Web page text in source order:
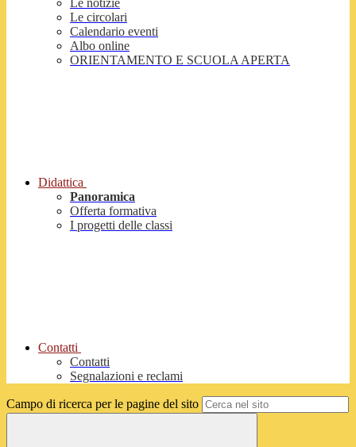
Le notizie
Le circolari
Calendario eventi
Albo online
ORIENTAMENTO E SCUOLA APERTA
Didattica
Panoramica
Offerta formativa
I progetti delle classi
Contatti
Contatti
Segnalazioni e reclami
Campo di ricerca per le pagine del sito